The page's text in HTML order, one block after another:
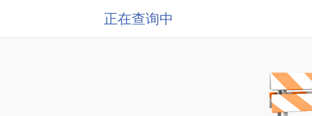
正在查询中